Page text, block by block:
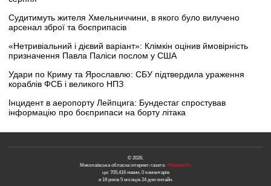
Судитимуть жителя Хмельниччини, в якого було вилучено
арсенал зброї та боєприпасів
«Нетривіальний і дієвий варіант»: Клімкін оцінив ймовірність
призначення Павла Паліси послом у США
Удари по Криму та Ярославлю: СБУ підтвердила ураження
кораблів ФСБ і великого НПЗ
Інцидент в аеропорту Лейпцига: Бундестаг спростував
інформацію про боєприпаси на борту літака
© 2026.
Миколаївська обласна інтернет-газета«Новини N»
це: 705,416 новин, 0 коментарів
и 19 років 5 місяців 24 дня онлайн.